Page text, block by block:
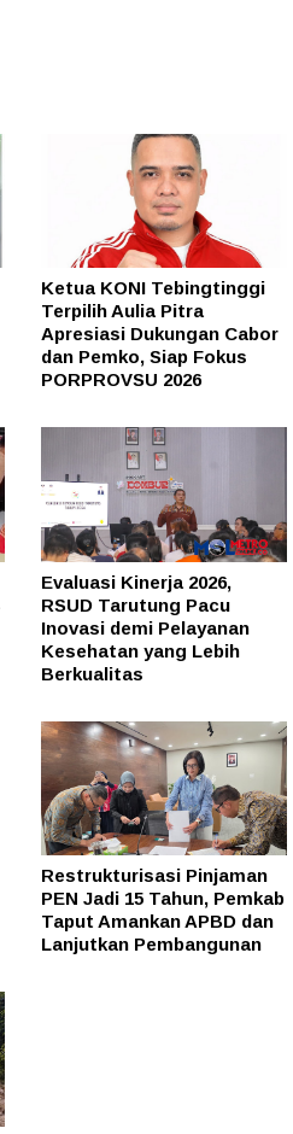
Ketua KONI Tebingtinggi
Terpilih Aulia Pitra
Apresiasi Dukungan Cabor
dan Pemko, Siap Fokus
PORPROVSU 2026
Evaluasi Kinerja 2026,
RSUD Tarutung Pacu
Inovasi demi Pelayanan
Kesehatan yang Lebih
Berkualitas
Restrukturisasi Pinjaman
PEN Jadi 15 Tahun, Pemkab
Taput Amankan APBD dan
Lanjutkan Pembangunan